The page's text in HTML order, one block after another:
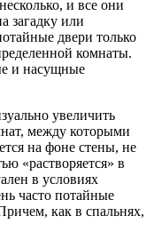
и все они
загадку или
двери только
комнаты.
и насущные
увеличить
между которыми
на фоне стены, не
«растворяется» в
в условиях
часто потайные
как в спальнях,